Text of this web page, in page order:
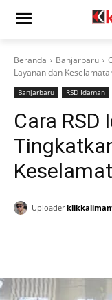
Beranda Banjarbaru
Layanan dan
Banjarbaru RSD Idaman
Cara RSD
Uploader